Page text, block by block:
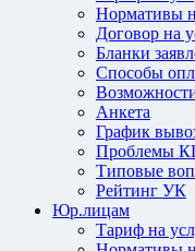
Нормативы
Договор на
Бланки
Способы
Анкета
График
Проблемы
Типовые
Рейтинг УК
Юр.лицам
Тариф на